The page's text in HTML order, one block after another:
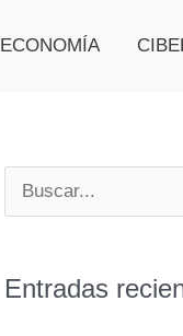
ECONOMÍA
u
c
Entradas